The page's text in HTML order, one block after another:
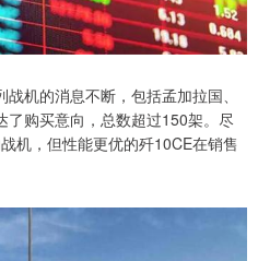
机的消息不断，包括孟加拉国、
了购买意向，总数超过150架。尽
机，但性能更优的歼10CE在销售